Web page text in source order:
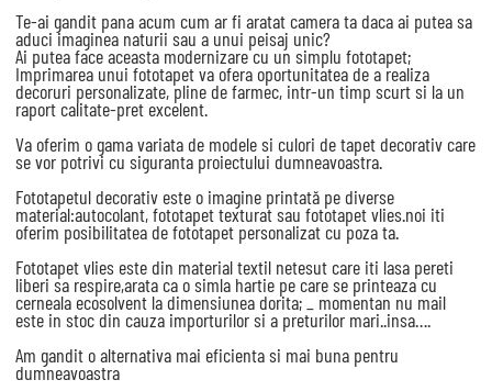
Te-ai gandit pana acum cum ar fi aratat camera ta daca ai putea sa
aduci imaginea naturii sau a unui peisaj unic?
Ai putea face aceasta modernizare cu un simplu fototapet;
Imprimarea unui fototapet va ofera oportunitatea de a realiza
decoruri personalizate, pline de farmec, intr-un timp scurt si la un
raport calitate-pret excelent.
Va oferim o gama variata de modele si culori de tapet decorativ care
se vor potrivi cu siguranta proiectului dumneavoastra.
Fototapetul decorativ este o imagine printată pe diverse
material:autocolant, fototapet texturat sau fototapet vlies.noi iti
oferim posibilitatea de fototapet personalizat cu poza ta.
Fototapet vlies este din material textil netesut care iti lasa pereti
liberi sa respire,arata ca o simla hartie pe care se printeaza cu
cerneala ecosolvent la dimensiunea dorita; _ momentan nu mail
este in stoc din cauza importurilor si a preturilor mari..insa….
Am gandit o alternativa mai eficienta si mai buna pentru
dumneavoastra